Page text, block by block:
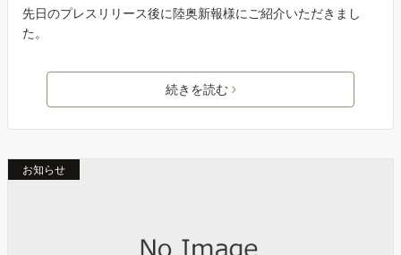
先日のプレスリリース後に陸奥新報様にご紹介いただきまし
た。
続きを読む
お知らせ